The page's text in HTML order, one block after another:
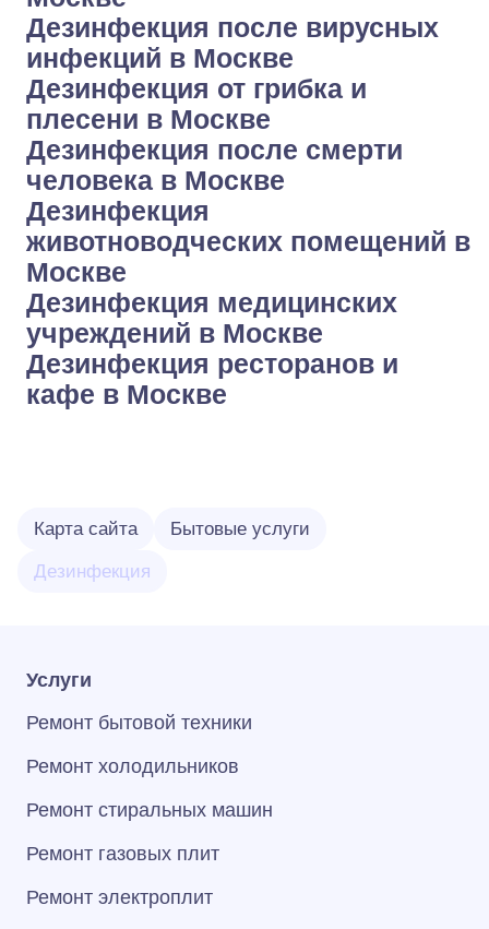
Дезинфекция после вирусных
инфекций в Москве
Дезинфекция от грибка и
плесени в Москве
Дезинфекция после смерти
человека в Москве
Дезинфекция
животноводческих помещений в
Москве
Дезинфекция медицинских
учреждений в Москве
Дезинфекция ресторанов и
кафе в Москве
Карта сайта Бытовые услуги
Дезинфекция
Услуги
Ремонт бытовой техники
Ремонт холодильников
Ремонт стиральных машин
Ремонт газовых плит
Ремонт электроплит